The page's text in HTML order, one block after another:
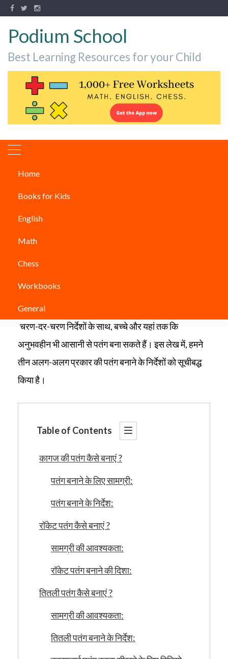
Podium School
Best Learning Resources for your Child
Home
Books for Kids
English
Math
Chess
Workbooks
General
अपने बच्चों के साथ पतंग बनाना सीखना एक शानदार अनुभव है,
और उसे एक साथ उड़ना और भी | हालाँकि पतंग कैसे बनाएं ये
चरण-दर-चरण निर्देशों के साथ, बच्चे और यहां तक कि
अनुभवहीन भी आसानी से पतंग बना सकते हैं। इस लेख में, हमने
तीन अलग-अलग प्रकार की पतंग बनाने के निर्देशों को सूचीबद्ध
किया है।
Table of Contents
कागज की पतंग कैसे बनाएं ?
पतंग बनाने के लिए सामग्री:
पतंग बनाने के निर्देश:
रॉकेट पतंग कैसे बनाएं ?
सामग्री की आवश्यकता:
रॉकेट पतंग बनाने की दिशा:
तितली पतंग कैसे बनाएं ?
सामग्री की आवश्यकता:
तितली पतंग बनाने के निर्देश: